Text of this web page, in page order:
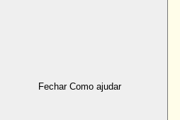
Fechar Como ajudar